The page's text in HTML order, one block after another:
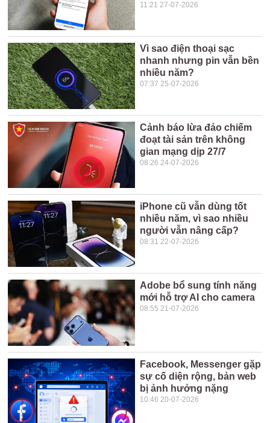
11:21 27-07-2026
Vì sao điện thoại sạc
nhanh nhưng pin vẫn bền
nhiều năm?
07:37 25-07-2026
Cảnh báo lừa đảo chiếm
đoạt tài sản trên không
gian mạng dịp 27/7
08:26 24-07-2026
iPhone cũ vẫn dùng tốt
nhiều năm, vì sao nhiều
người vẫn nâng cấp?
08:31 22-07-2026
Adobe bổ sung tính năng
mới hỗ trợ AI cho camera
08:55 21-07-2026
Facebook, Messenger gặp
sự cố diện rộng, bản web
bị ảnh hưởng nặng
10:46 20-07-2026